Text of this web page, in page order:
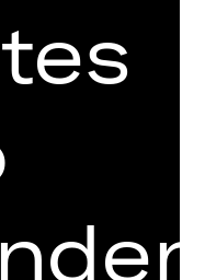
dazu ein,
dazu, den
für
Perspektive
Diaghilews